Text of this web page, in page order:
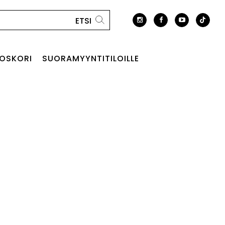
SUORAMYYNTITILOILLE